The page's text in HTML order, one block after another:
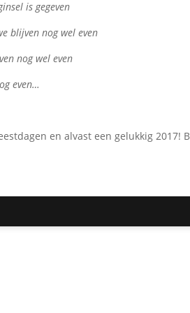
is gegeven
blijven nog wel even
nog wel even
even…
en alvast een gelukkig 2017!